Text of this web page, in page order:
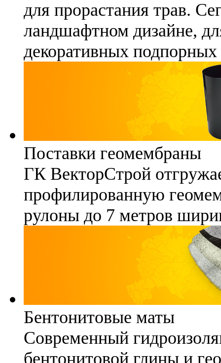
для прорастания трав.
ландшафтном дизайне,
декоративных подпорных
Поставки геомембраны
ГК ВекторСтрой
профилированную
рулоны до 7 метров
Бентонитовые маты
Современный
бентонитовой глины и